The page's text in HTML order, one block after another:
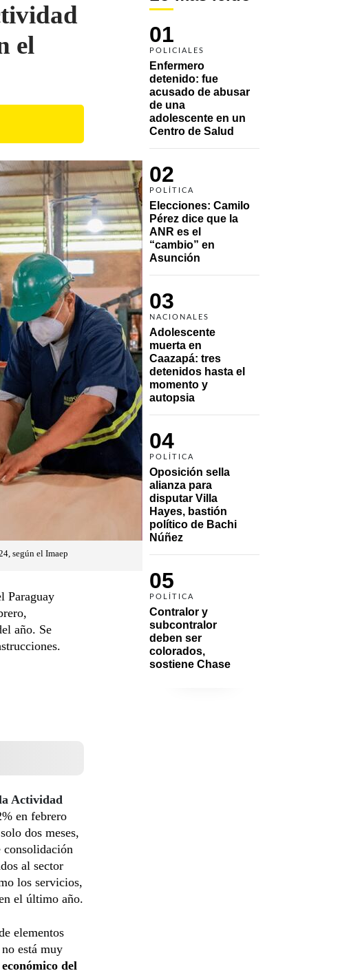
01
POLICIALES
Enfermero
detenido: fue
acusado de abusar
de una
adolescente en un
Centro de Salud
02
POLÍTICA
Elecciones: Camilo
Pérez dice que la
ANR es el
“cambio” en
Asunción
03
NACIONALES
Adolescente
muerta en
Caazapá: tres
detenidos hasta el
momento y
autopsia
04
POLÍTICA
Oposición sella
alianza para
disputar Villa
Hayes, bastión
político de Bachi
Núñez
05
POLÍTICA
Contralor y
subcontralor
deben ser
colorados,
sostiene Chase
el
según el Imaep
Paraguay
año. Se
Actividad
en febrero
dos meses,
consolidación
al sector
los servicios,
el último año.
elementos
está muy
del